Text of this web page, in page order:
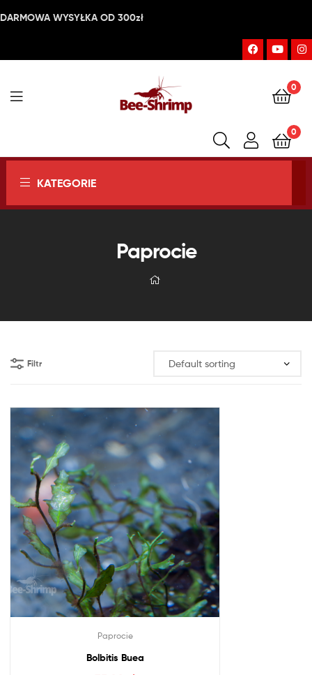
DARMOWA WYSYŁKA OD 300zł
Shrimp
0
0
KATEGORIE
Paprocie
Filtr
Paprocie
Bolbitis Buea